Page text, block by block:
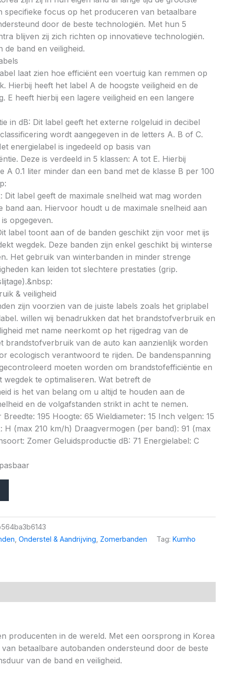
specifieke focus op het produceren van betaalbare
door de beste technologiën. Met hun 5
blijven zij zich richten op innovatieve technologiën.
de band en veiligheid.
laat zien hoe efficiënt een voertuig kan remmen op
Hierbij heeft het label A de hoogste veiligheid en de
E heeft hierbij een lagere veiligheid en een langere
in dB: Dit label geeft het externe rolgeluid in decibel
wordt aangegeven in de letters A. B of C.
energielabel is ingedeeld op basis van
Deze is verdeeld in 5 klassen: A tot E. Hierbij
A 0.1 liter minder dan een band met de klasse B per 100
Dit label geeft de maximale snelheid wat mag worden
band aan. Hiervoor houdt u de maximale snelheid aan
opgegeven.
label toont aan of de banden geschikt zijn voor met ijs
wegdek. Deze banden zijn enkel geschikt bij winterse
Het gebruik van winterbanden in minder strenge
kan leiden tot slechtere prestaties (grip.
& veiligheid
zijn voorzien van de juiste labels zoals het griplabel
willen wij benadrukken dat het brandstofverbruik en
met name neerkomt op het rijgedrag van de
brandstofverbruik van de auto kan aanzienlijk worden
ecologisch verantwoord te rijden. De bandenspanning
moeten worden om brandstofefficiëntie en
wegdek te optimaliseren. Wat betreft de
is het van belang om u altijd te houden aan de
en de volgafstanden strikt in acht te nemen.
Breedte: 195 Hoogte: 65 Wieldiameter: 15 Inch velgen: 15
H (max 210 km/h) Draagvermogen (per band): 91 (max
Zomer Geluidsproductie dB: 71 Energielabel: C
Onderstel & Aandrijving Zomerbanden Tag: Kumho
producenten in de wereld. Met een oorsprong in Korea
betaalbare autobanden ondersteund door de beste
van de band en veiligheid.